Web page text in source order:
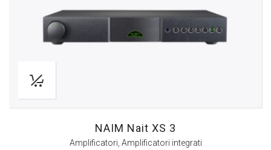
NAIM Nait XS 3
Amplificatori, Amplificatori integrati